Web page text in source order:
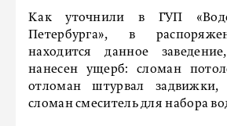
Как уточнили в ГУП
Петербурга», в
находится данное
нанесен ущерб: сломан
отломан штурвал задвижки,
сломан смеситель для набора